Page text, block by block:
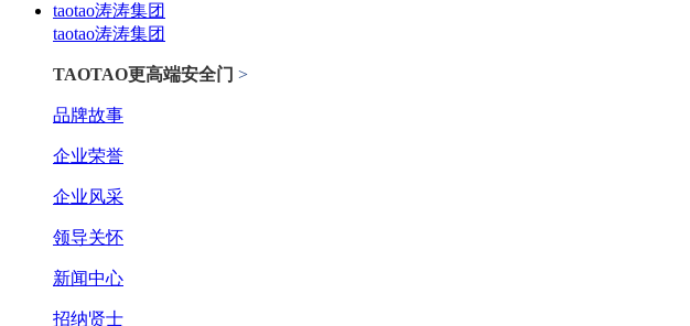
taotao涛涛集团
taotao涛涛集团
TAOTAO更高端安全门 >
品牌故事
企业荣誉
企业风采
领导关怀
新闻中心
招纳贤士